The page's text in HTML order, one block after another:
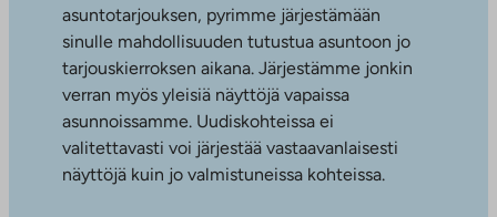
asuntotarjouksen, pyrimme järjestämään
sinulle mahdollisuuden tutustua asuntoon jo
tarjouskierroksen aikana. Järjestämme jonkin
verran myös yleisiä näyttöjä vapaissa
asunnoissamme. Uudiskohteissa ei
valitettavasti voi järjestää vastaavanlaisesti
näyttöjä kuin jo valmistuneissa kohteissa.